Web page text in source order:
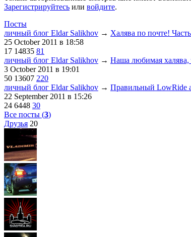
Зарегистрируйтесь или войдите.
Посты
личный блог Eldar Salikhov → Халява по почте!
25 October 2011 в 18:58
17 14835 81
личный блог Eldar Salikhov → Наша любимая халява,
3 October 2011 в 19:01
50 13607 220
личный блог Eldar Salikhov → Правильный LowRide
22 September 2011 в 15:26
24 6448 30
Все посты (3)
Друзья 20